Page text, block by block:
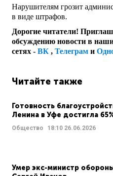
Нарушителям грозит
в виде штрафов.
Дорогие читатели!
обсуждению новости в
сетях - ВК , Телеграм и
Читайте также
Готовность
Ленина в Уфе достигла
Общество 18:10 26.06.2026
Умер экс-министр